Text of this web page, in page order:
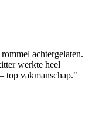
achtergelaten.
werkte heel
top vakmanschap."